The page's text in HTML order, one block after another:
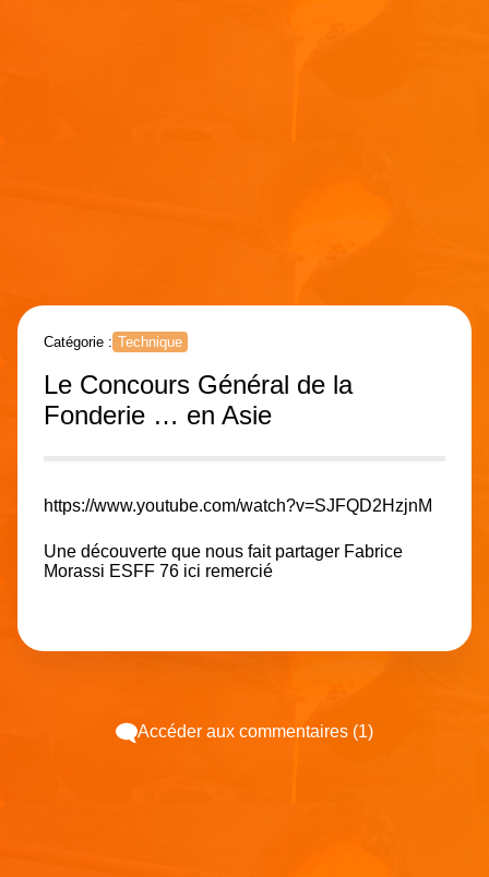
Catégorie : Technique
Le Concours Général de la
Fonderie … en Asie
https://www.youtube.com/watch?v=SJFQD2HzjnM
Une découverte que nous fait partager Fabrice
Morassi ESFF 76 ici remercié
Accéder aux commentaires (1)